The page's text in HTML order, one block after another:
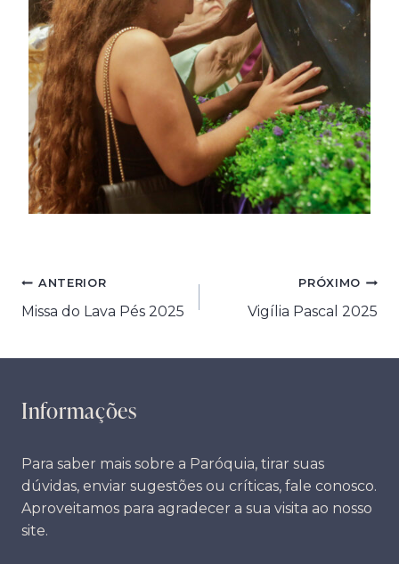
Navegação
de
Post
ANTERIOR
Missa do Lava Pés 2025
PRÓXIMO
Vigília Pascal 2025
Informações
Para saber mais sobre a Paróquia, tirar suas
dúvidas, enviar sugestões ou críticas, fale conosco.
Aproveitamos para agradecer a sua visita ao nosso
site.